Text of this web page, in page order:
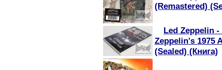
(Remastered)
Led Zeppelin
Zeppelin's 1975
(Sealed) (Книга)